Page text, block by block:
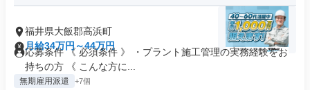
福井県大飯郡高浜町
月給34万円～44万円
応募条件 《 必須条件 》 ・プラント施工管理の実務経験をお
持ちの方 《 こんな方に...
無期雇用派遣 +7個